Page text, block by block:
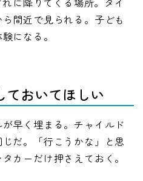
間近で見られる。子ども
になる。
ておいてほしい
早く埋まる。チャイルド
だ。「行こうかな」と思
カーだけ押さえておく。